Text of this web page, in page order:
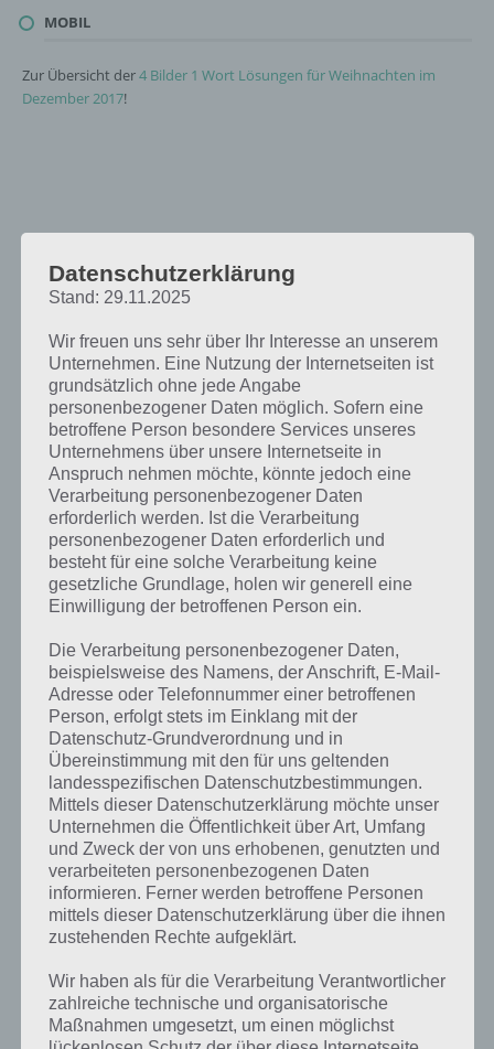
MOBIL
Zur Übersicht der4 Bilder 1 Wort Lösungen für Weihnachten im
Dezember 2017!
Kurze Begriffserklärung zur Lösung Mobil
Mobil ist die Lösung für das tägliche Rätsel am 5.12.2017 in 4 Bilder 1
Wort, doch welche Bedeutung hat dieses eigentlich? Das schwierige
an dieser Lösung war die große Vielfalt, in welcher der Begriff mobil
genutzt werden kann. Es ist ja nicht nur das Wort an sich, sondern
auch die Zusammensetzung mit anderen Worten wie bspw.
Automobil. Doch fangen wir mal von Anfang an.
Die Bedeutung von mobil an sich kann soviel wie beweglich, gesund
und einsatzbereit sein. Beweglich im Sinne der Arbeit. Auf dem
heutigen Arbeitsmarkt muss man mobil sein, also nicht nur im Büro
anderen Städten, die unter Umständen mehrere hundert Kilometer
entfernt vom Wohnort sind.
Datenschutzerklärung
Stand: 29.11.2025
Wir freuen uns sehr über Ihr Interesse an unserem
Unternehmen. Eine Nutzung der Internetseiten ist
grundsätzlich ohne jede Angabe
personenbezogener Daten möglich. Sofern eine
betroffene Person besondere Services unseres
Unternehmens über unsere Internetseite in
Anspruch nehmen möchte, könnte jedoch eine
Verarbeitung personenbezogener Daten
erforderlich werden. Ist die Verarbeitung
personenbezogener Daten erforderlich und
besteht für eine solche Verarbeitung keine
gesetzliche Grundlage, holen wir generell eine
Einwilligung der betroffenen Person ein.
Die Verarbeitung personenbezogener Daten,
beispielsweise des Namens, der Anschrift, E-Mail-
Adresse oder Telefonnummer einer betroffenen
Person, erfolgt stets im Einklang mit der
Datenschutz-Grundverordnung und in
Übereinstimmung mit den für uns geltenden
landesspezifischen Datenschutzbestimmungen.
Mittels dieser Datenschutzerklärung möchte unser
Unternehmen die Öffentlichkeit über Art, Umfang
und Zweck der von uns erhobenen, genutzten und
verarbeiteten personenbezogenen Daten
informieren. Ferner werden betroffene Personen
mittels dieser Datenschutzerklärung über die ihnen
zustehenden Rechte aufgeklärt.
Wir haben als für die Verarbeitung Verantwortlicher
zahlreiche technische und organisatorische
Maßnahmen umgesetzt, um einen möglichst